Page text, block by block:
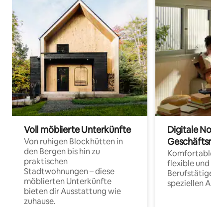
Voll möblierte Unterkünfte
Von ruhigen Blockhütten in
den Bergen bis hin zu
praktischen
Stadtwohnungen – diese
möblierten Unterkünfte
bieten dir Ausstattung wie
zuhause.
Digitale
Komfortable
flexible und
Berufstätige
speziellen